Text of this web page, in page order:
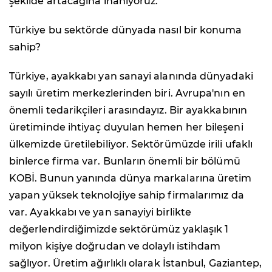
Türkiye bu sektörde dünyada nasıl bir konuma
sahip?
Türkiye, ayakkabı yan sanayi alanında dünyadaki
sayılı üretim merkezlerinden biri. Avrupa'nın en
önemli tedarikçileri arasındayız. Bir ayakkabının
üretiminde ihtiyaç duyulan hemen her bileşeni
ülkemizde üretilebiliyor. Sektörümüzde irili ufaklı
binlerce firma var. Bunların önemli bir bölümü
KOBİ. Bunun yanında dünya markalarına üretim
yapan yüksek teknolojiye sahip firmalarımız da
var. Ayakkabı ve yan sanayiyi birlikte
değerlendirdiğimizde sektörümüz yaklaşık 1
milyon kişiye doğrudan ve dolaylı istihdam
sağlıyor. Üretim ağırlıklı olarak İstanbul, Gaziantep,